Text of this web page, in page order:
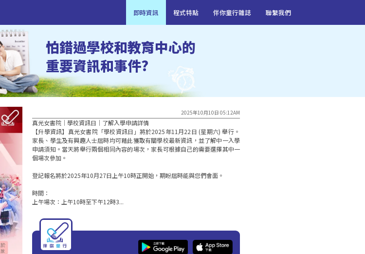
即時資訊 程式特點 伴你童行雜誌 聯繫我們
怕錯過學校和教育中心的
重要資訊和事件?
2025年10月10日 05:12AM
真光女書院｜學校資訊日｜了解入學申請詳情
【升學資訊】真光女書院「學校資訊日」將於2025年11月22日 (星期六) 舉行。
家長、學生及有興趣人士屆時均可藉此獲取有關學校最新資訊，並了解中一入學
申請須知。當天將舉行兩個相同內容的場次，家長可根據自己的需要選擇其中一
個場次參加。
登記報名將於2025年10月27日上午10時正開始，期盼屆時能與您們會面。
時間：
上午場次：上午10時至下午12時3...